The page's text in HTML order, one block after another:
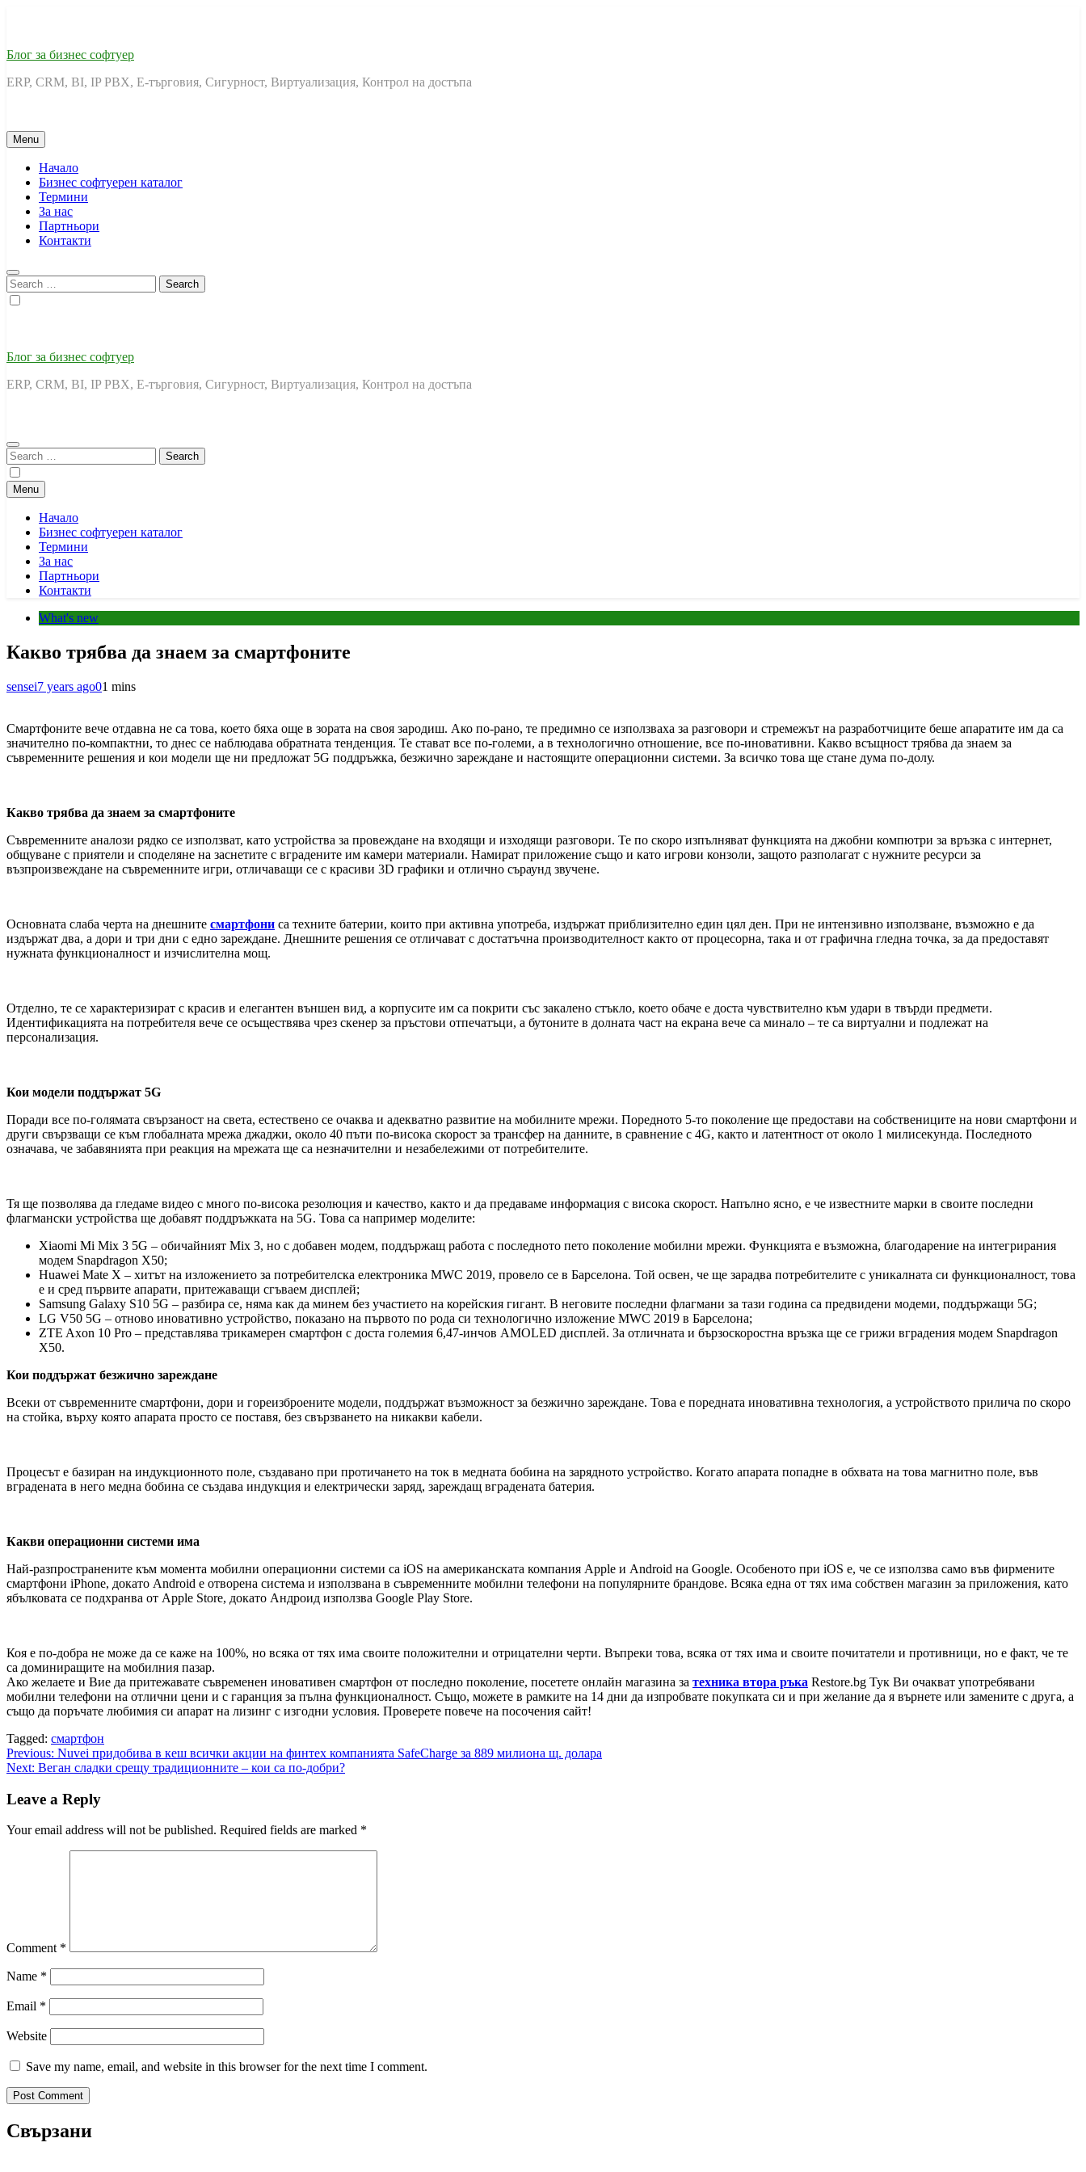
Блог за бизнес софтуер
ERP, CRM, BI, IP PBX, Е-търговия, Сигурност, Виртуализация, Контрол на достъпа
Menu
Начало
Бизнес софтуерен каталог
Термини
За нас
Партньори
Контакти
Search
for:
Блог за бизнес софтуер
ERP, CRM, BI, IP PBX, Е-търговия, Сигурност, Виртуализация, Контрол на достъпа
Search
for:
Menu
Начало
Бизнес софтуерен каталог
Термини
За нас
Партньори
Контакти
What's new
Какво трябва да знаем за смартфоните
sensei7 years ago01 mins
Смартфоните вече отдавна не са това, което бяха още в зората на своя зародиш. Ако по-рано, те предимно се използваха за разговори и стремежът на разработчиците беше апаратите им да са
значително по-компактни, то днес се наблюдава обратната тенденция. Те стават все по-големи, а в технологично отношение, все по-иновативни. Какво всъщност трябва да знаем за
съвременните решения и кои модели ще ни предложат 5G поддръжка, безжично зареждане и настоящите операционни системи. За всичко това ще стане дума по-долу.
Какво трябва да знаем за смартфоните
Съвременните аналози рядко се използват, като устройства за провеждане на входящи и изходящи разговори. Те по скоро изпълняват функцията на джобни компютри за връзка с интернет,
общуване с приятели и споделяне на заснетите с вградените им камери материали. Намират приложение също и като игрови конзоли, защото разполагат с нужните ресурси за
възпроизвеждане на съвременните игри, отличаващи се с красиви 3D графики и отлично съраунд звучене.
Основната слаба черта на днешните смартфони са техните батерии, които при активна употреба, издържат приблизително един цял ден. При не интензивно използване, възможно е да
издържат два, а дори и три дни с едно зареждане. Днешните решения се отличават с достатъчна производителност както от процесорна, така и от графична гледна точка, за да предоставят
нужната функционалност и изчислителна мощ.
Отделно, те се характеризират с красив и елегантен външен вид, а корпусите им са покрити със закалено стъкло, което обаче е доста чувствително към удари в твърди предмети.
Идентификацията на потребителя вече се осъществява чрез скенер за пръстови отпечатъци, а бутоните в долната част на екрана вече са минало – те са виртуални и подлежат на
персонализация.
Кои модели поддържат 5G
Поради все по-голямата свързаност на света, естествено се очаква и адекватно развитие на мобилните мрежи. Поредното 5-то поколение ще предостави на собствениците на нови смартфони и
други свързващи се към глобалната мрежа джаджи, около 40 пъти по-висока скорост за трансфер на данните, в сравнение с 4G, както и латентност от около 1 милисекунда. Последното
означава, че забавянията при реакция на мрежата ще са незначителни и незабележими от потребителите.
Тя ще позволява да гледаме видео с много по-висока резолюция и качество, както и да предаваме информация с висока скорост. Напълно ясно, е че известните марки в своите последни
флагмански устройства ще добавят поддръжката на 5G. Това са например моделите:
Xiaomi Mi Mix 3 5G – обичайният Mix 3, но с добавен модем, поддържащ работа с последното пето поколение мобилни мрежи. Функцията е възможна, благодарение на интегрирания
модем Snapdragon X50;
Huawei Mate X – хитът на изложението за потребителска електроника MWC 2019, провело се в Барселона. Той освен, че ще зарадва потребителите с уникалната си функционалност, това
е и сред първите апарати, притежаващи сгъваем дисплей;
Samsung Galaxy S10 5G – разбира се, няма как да минем без участието на корейския гигант. В неговите последни флагмани за тази година са предвидени модеми, поддържащи 5G;
LG V50 5G – отново иновативно устройство, показано на първото по рода си технологично изложение MWC 2019 в Барселона;
ZTE Axon 10 Pro – представлява трикамерен смартфон с доста големия 6,47-инчов AMOLED дисплей. За отличната и бързоскоростна връзка ще се грижи вградения модем Snapdragon
X50.
Кои поддържат безжично зареждане
Всеки от съвременните смартфони, дори и гореизброените модели, поддържат възможност за безжично зареждане. Това е поредната иновативна технология, а устройството прилича по скоро
на стойка, върху която апарата просто се поставя, без свързването на никакви кабели.
Процесът е базиран на индукционното поле, създавано при протичането на ток в медната бобина на зарядното устройство. Когато апарата попадне в обхвата на това магнитно поле, във
вградената в него медна бобина се създава индукция и електрически заряд, зареждащ вградената батерия.
Какви операционни системи има
Най-разпространените към момента мобилни операционни системи са iOS на американската компания Apple и Android на Google. Особеното при iOS е, че се използва само във фирмените
смартфони iPhone, докато Android е отворена система и използвана в съвременните мобилни телефони на популярните брандове. Всяка една от тях има собствен магазин за приложения, като
ябълковата се подхранва от Apple Store, докато Андроид използва Google Play Store.
Коя е по-добра не може да се каже на 100%, но всяка от тях има своите положителни и отрицателни черти. Въпреки това, всяка от тях има и своите почитатели и противници, но е факт, че те
са доминиращите на мобилния пазар.
Ако желаете и Вие да притежавате съвременен иновативен смартфон от последно поколение, посетете онлайн магазина за техника втора ръка Restore.bg Тук Ви очакват употребявани
мобилни телефони на отлични цени и с гаранция за пълна функционалност. Също, можете в рамките на 14 дни да изпробвате покупката си и при желание да я върнете или замените с друга, а
също да поръчате любимия си апарат на лизинг с изгодни условия. Проверете повече на посочения сайт!
Tagged: смартфон
Post
navigation
Previous: Nuvei придобива в кеш всички акции на финтех компанията SafeCharge за 889 милиона щ. долара
Next: Веган сладки срещу традиционните – кои са по-добри?
Leave a Reply
Your email address will not be published. Required fields are marked *
Comment *
Name *
Email *
Website
Save my name, email, and website in this browser for the next time I comment.
Свързани